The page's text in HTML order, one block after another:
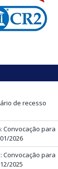
de recesso
Convocação para
2026
Convocação para
2025